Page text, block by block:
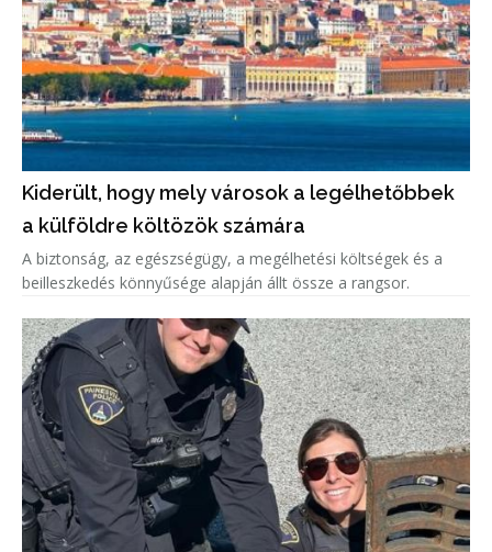
Kiderült, hogy mely városok a legélhetőbbek
a külföldre költözök számára
A biztonság, az egészségügy, a megélhetési költségek és a
beilleszkedés könnyűsége alapján állt össze a rangsor.